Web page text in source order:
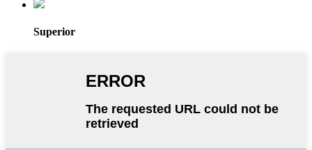
Superior